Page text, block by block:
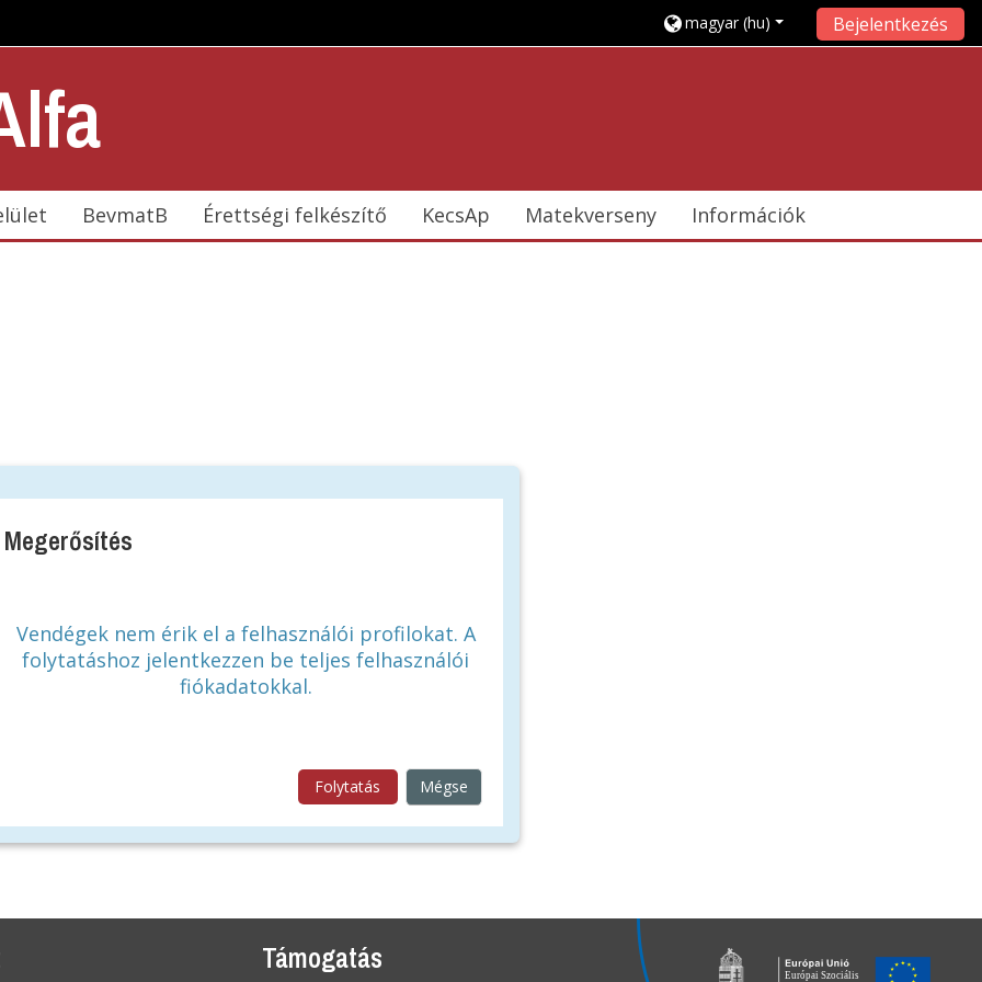
magyar ‎(hu)‎ Bejelentkezés
BevmatB Érettségi felkészítő KecsAp Matekverseny Információk
Megerősítés
Vendégek nem érik el a felhasználói profilokat. A
folytatáshoz jelentkezzen be teljes felhasználói
fiókadatokkal.
Folytatás Mégse
Támogatás